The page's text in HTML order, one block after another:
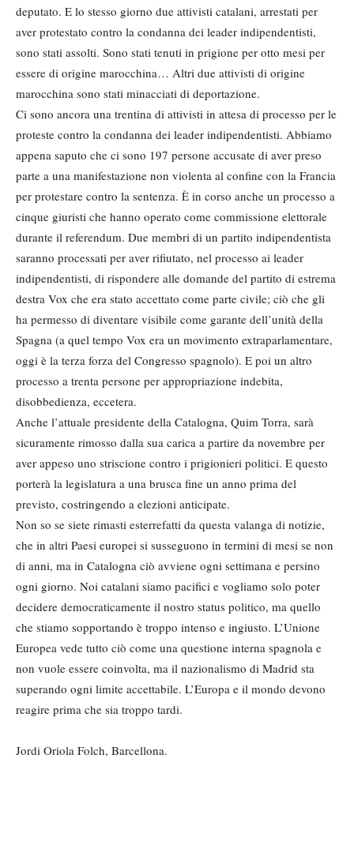
deputato. E lo stesso giorno due attivisti catalani, arrestati per
aver protestato contro la condanna dei leader indipendentisti,
sono stati assolti. Sono stati tenuti in prigione per otto mesi per
essere di origine marocchina… Altri due attivisti di origine
marocchina sono stati minacciati di deportazione.
Ci sono ancora una trentina di attivisti in attesa di processo per le
proteste contro la condanna dei leader indipendentisti. Abbiamo
appena saputo che ci sono 197 persone accusate di aver preso
parte a una manifestazione non violenta al confine con la Francia
per protestare contro la sentenza. È in corso anche un processo a
cinque giuristi che hanno operato come commissione elettorale
durante il referendum. Due membri di un partito indipendentista
saranno processati per aver rifiutato, nel processo ai leader
indipendentisti, di rispondere alle domande del partito di estrema
destra Vox che era stato accettato come parte civile; ciò che gli
ha permesso di diventare visibile come garante dell’unità della
Spagna (a quel tempo Vox era un movimento extraparlamentare,
oggi è la terza forza del Congresso spagnolo). E poi un altro
processo a trenta persone per appropriazione indebita,
disobbedienza, eccetera.
Anche l’attuale presidente della Catalogna, Quim Torra, sarà
sicuramente rimosso dalla sua carica a partire da novembre per
aver appeso uno striscione contro i prigionieri politici. E questo
porterà la legislatura a una brusca fine un anno prima del
previsto, costringendo a elezioni anticipate.
Non so se siete rimasti esterrefatti da questa valanga di notizie,
che in altri Paesi europei si susseguono in termini di mesi se non
di anni, ma in Catalogna ciò avviene ogni settimana e persino
ogni giorno. Noi catalani siamo pacifici e vogliamo solo poter
decidere democraticamente il nostro status politico, ma quello
che stiamo sopportando è troppo intenso e ingiusto. L’Unione
Europea vede tutto ciò come una questione interna spagnola e
non vuole essere coinvolta, ma il nazionalismo di Madrid sta
superando ogni limite accettabile. L’Europa e il mondo devono
reagire prima che sia troppo tardi.
Jordi Oriola Folch, Barcellona.